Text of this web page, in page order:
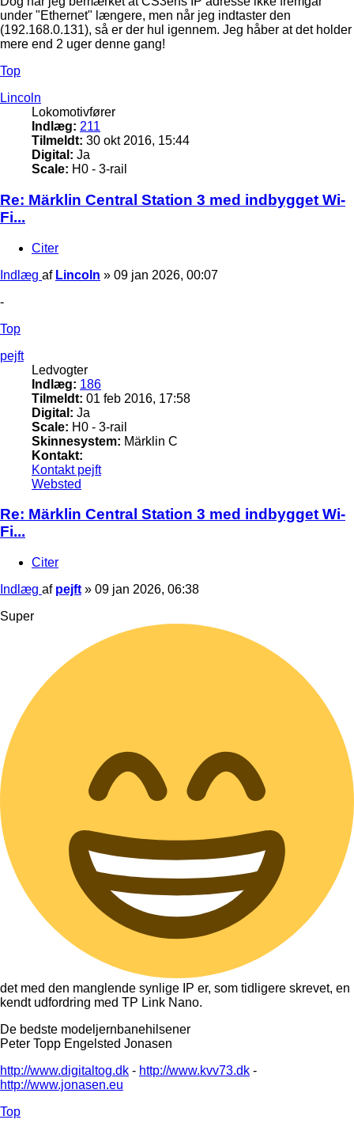
under "Ethernet" længere, men når jeg indtaster den
(192.168.0.131), så er der hul igennem. Jeg håber at det holder
mere end 2 uger denne gang!
Top
Lincoln
Lokomotivfører
Indlæg: 211
Tilmeldt: 30 okt 2016, 15:44
Digital: Ja
Scale: H0 - 3-rail
Re: Märklin Central Station 3 med indbygget Wi-
Fi...
Citer
Indlæg af Lincoln » 09 jan 2026, 00:07
-
Top
pejft
Ledvogter
Indlæg: 186
Tilmeldt: 01 feb 2016, 17:58
Digital: Ja
Scale: H0 - 3-rail
Skinnesystem: Märklin C
Kontakt:
Kontakt pejft
Websted
Re: Märklin Central Station 3 med indbygget Wi-
Fi...
Citer
Indlæg af pejft » 09 jan 2026, 06:38
Super
det med den manglende synlige IP er, som tidligere skrevet, en
kendt udfordring med TP Link Nano.
De bedste modeljernbanehilsener
Peter Topp Engelsted Jonasen
http://www.digitaltog.dk - http://www.kvv73.dk -
http://www.jonasen.eu
Top